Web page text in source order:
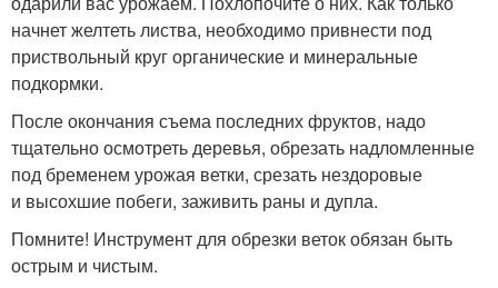
начнет желтеть листва, необходимо привнести под
приствольный круг органические и минеральные
подкормки.
После окончания съема последних фруктов, надо
тщательно осмотреть деревья, обрезать надломленные
под бременем урожая ветки, срезать нездоровые
и высохшие побеги, заживить раны и дупла.
Помните! Инструмент для обрезки веток обязан быть
острым и чистым.